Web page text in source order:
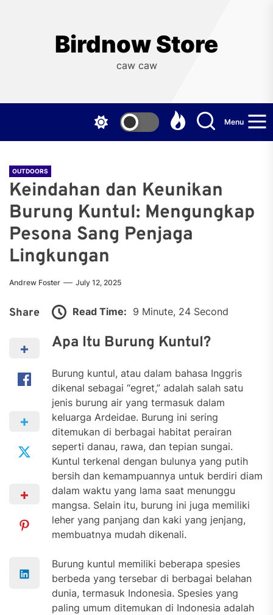
Birdnow Store
caw caw
Menu
OUTDOORS
Keindahan dan Keunikan
Burung Kuntul: Mengungkap
Pesona Sang Penjaga
Lingkungan
Andrew Foster July 12, 2025
Share Read Time: 9 Minute, 24 Second
Apa Itu Burung Kuntul?
Burung kuntul, atau dalam bahasa Inggris
dikenal sebagai “egret,” adalah salah satu
jenis burung air yang termasuk dalam
keluarga Ardeidae. Burung ini sering
ditemukan di berbagai habitat perairan
seperti danau, rawa, dan tepian sungai.
Kuntul terkenal dengan bulunya yang putih
bersih dan kemampuannya untuk berdiri diam
dalam waktu yang lama saat menunggu
mangsa. Selain itu, burung ini juga memiliki
leher yang panjang dan kaki yang jenjang,
membuatnya mudah dikenali.
Burung kuntul memiliki beberapa spesies
berbeda yang tersebar di berbagai belahan
dunia, termasuk Indonesia. Spesies yang
paling umum ditemukan di Indonesia adalah